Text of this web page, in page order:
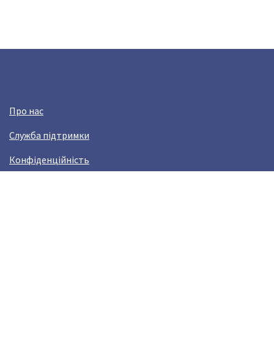
Про нас
Служба підтримки
Конфіденційність